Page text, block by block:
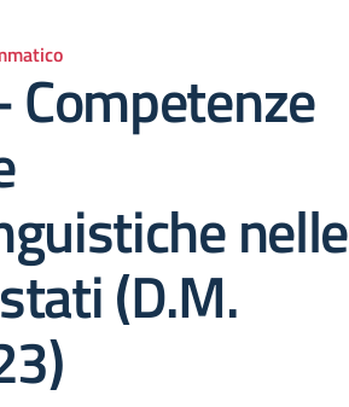
Competenze
nelle
(D.M.